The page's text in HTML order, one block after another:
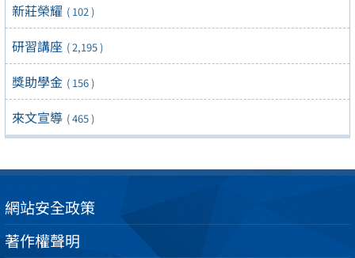
新莊榮耀 ( 102 )
研習講座 ( 2,195 )
獎助學金 ( 156 )
來文宣導 ( 465 )
網站安全政策
著作權聲明